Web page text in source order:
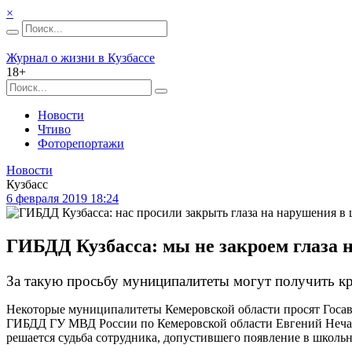
×
Журнал о жизни в Кузбассе
18+
Новости
Чтиво
Фоторепортажи
Новости
Кузбасс
6 февраля 2019 18:24
ГИБДД Кузбасса: мы не закроем глаза
За такую просьбу муниципалитеты могут получить
Некоторые муниципалитеты Кемеровской области просят
ГИБДД ГУ МВД России по Кемеровской области Евгений
решается судьба сотрудника, допустившего появление в